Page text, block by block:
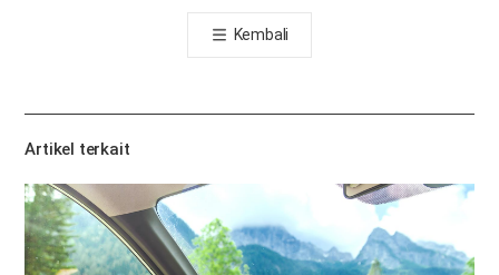
톡
공
기
Kembali
Artikel terkait